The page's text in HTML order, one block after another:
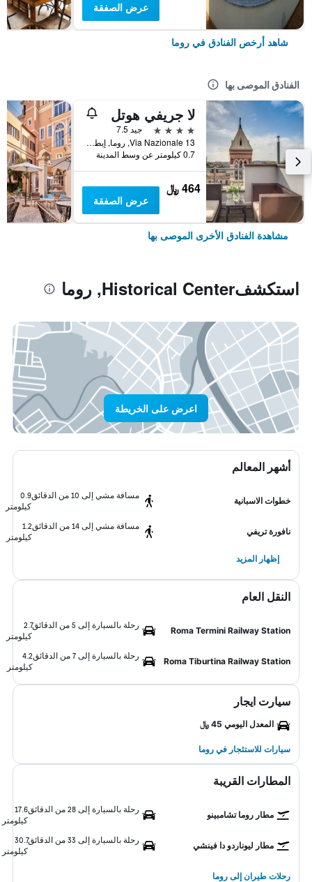
عرض الصفقة
شاهد أرخص الفنادق في روما
الفنادق الموصى بها
لا جريفي هوتل
4 نجوم
جيد 7.5
Via Nazionale 13, روما, إيطاليا
0.7 كيلومتر عن وسط المدينة
464 ﷼
عرض الصفقة
مشاهدة الفنادق الأخرى الموصى بها
استكشفHistorical Center, روما
اعرض على الخريطة
أشهر المعالم
خطوات الاسبانية
مسافة مشي إلى 10 من الدقائق
0.9
كيلومتر
نافورة تريفي
مسافة مشي إلى 14 من الدقائق
1.2
كيلومتر
إظهار المزيد
النقل العام
Roma Termini Railway Station
رحلة بالسيارة إلى 5 من الدقائق
2.7
كيلومتر
Roma Tiburtina Railway Station
رحلة بالسيارة إلى 7 من الدقائق
4.2
كيلومتر
سيارت ايجار
المعدل اليومي 45 ﷼
سيارات للاستئجار في روما
المطارات القريبة
مطار روما تشامبينو
رحلة بالسيارة إلى 28 من الدقائق
17.6
كيلومتر
مطار ليوناردو دا فينشي
رحلة بالسيارة إلى 33 من الدقائق
30.7
كيلومتر
رحلات طيران إلى روما